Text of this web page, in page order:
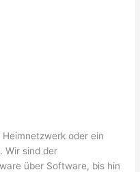
oder ein
Wir sind der
über Software, bis hin